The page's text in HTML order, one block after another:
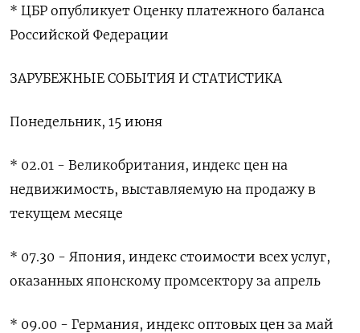
* ‌ЦБР опубликует Оценку платежного баланса
Российской Федерации
ЗАРУБЕЖНЫЕ СОБЫТИЯ И СТАТИСТИКА
Понедельник, 15 июня
* 02.01 - ​Великобритания, индекс ​цен ​на
недвижимость, выставляемую ⁠на продажу в
‌текущем месяце
* 07.30 - Япония, ‌индекс стоимости всех услуг,
оказанных японскому промсектору ​за апрель
* 09.00 - Германия, ‌индекс оптовых цен за май